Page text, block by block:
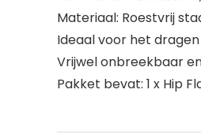
Materiaal: Roestvrij
Ideaal voor het
Vrijwel onbreekbaar
Pakket bevat: 1 x Hip